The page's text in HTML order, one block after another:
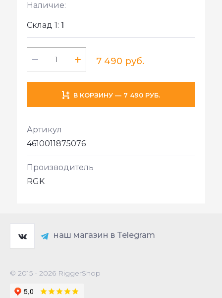
Наличие:
Склад 1: 1
7 490 руб.
В КОРЗИНУ — 7 490 РУБ.
Артикул
4610011875076
Производитель
RGK
наш магазин в Telegram
© 2015 - 2026 RiggerShop